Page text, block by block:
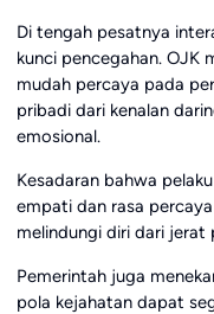
Di tengah pesatnya
kunci pencegahan. OJK
mudah percaya pada
pribadi dari kenalan
emosional.
Kesadaran bahwa
empati dan rasa
melindungi diri dari jerat
Pemerintah juga
pola kejahatan dapat